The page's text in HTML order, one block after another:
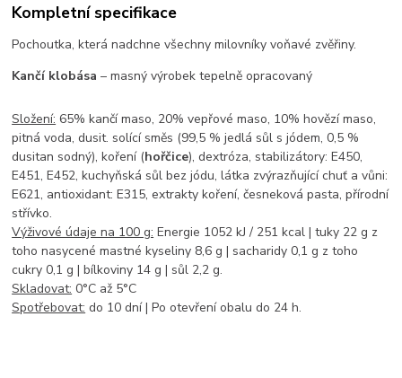
Kompletní specifikace
Pochoutka, která nadchne všechny milovníky voňavé zvěřiny.
Kančí klobása – masný výrobek tepelně opracovaný
Složení: 65% kančí maso, 20% vepřové maso, 10% hovězí maso,
pitná voda, dusit. solící směs (99,5 % jedlá sůl s jódem, 0,5 %
dusitan sodný), koření (hořčice), dextróza, stabilizátory: E450,
E451, E452, kuchyňská sůl bez jódu, látka zvýrazňující chuť a vůni:
E621, antioxidant: E315, extrakty koření, česneková pasta, přírodní
střívko.
Výživové údaje na 100 g: Energie 1052 kJ / 251 kcal | tuky 22 g z
toho nasycené mastné kyseliny 8,6 g | sacharidy 0,1 g z toho
cukry 0,1 g | bílkoviny 14 g | sůl 2,2 g.
Skladovat: 0°C až 5°C
Spotřebovat: do 10 dní | Po otevření obalu do 24 h.